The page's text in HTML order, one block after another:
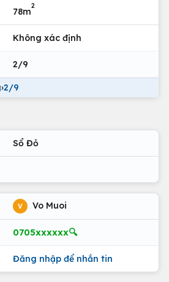
78m
2
Không xác định
2/9
›2/9
Sổ Đỏ
V Vo Muoi
0705xxxxxx🔍
Đăng nhập để nhắn tin